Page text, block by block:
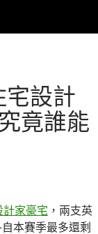
宅設計
竟誰能
計家豪宅 ，兩支英
本賽季最多還剩